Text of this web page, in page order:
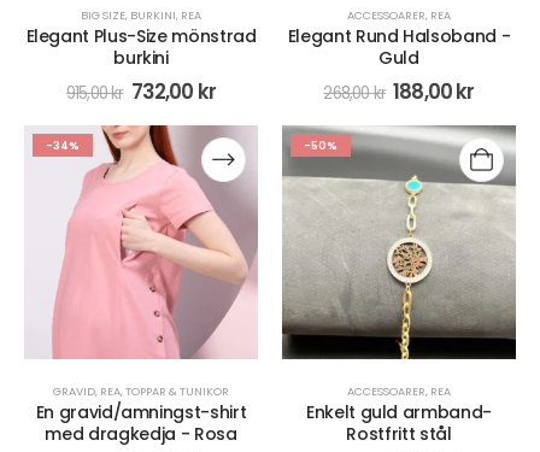
BIG SIZE, BURKINI, REA
Elegant Plus-Size mönstrad
burkini
915,00kr 732,00 kr
ACCESSOARER, REA
Elegant Rund Halsoband -
Guld
268,00kr 188,00kr
-34%
GRAVID, REA,TOPPAR & TUNIKOR
En gravid/amningst-shirt
med dragkedja - Rosa
-50%
ACCESSOARER, REA
Enkelt guld armband-
Rostfritt stål